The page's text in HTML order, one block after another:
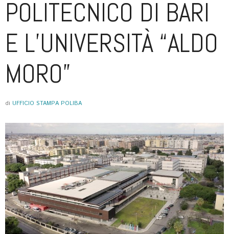
POLITECNICO DI BARI
E L’UNIVERSITÀ “ALDO
MORO”
di UFFICIO STAMPA POLIBA